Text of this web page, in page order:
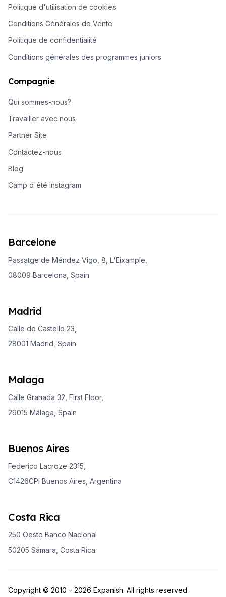
Politique d'utilisation de cookies
Conditions Générales de Vente
Politique de confidentialité
Conditions générales des programmes juniors
Compagnie
Qui sommes-nous?
Travailler avec nous
Partner Site
Contactez-nous
Blog
Camp d'été Instagram
Barcelone
Passatge de Méndez Vigo, 8, L'Eixample,
08009 Barcelona, Spain
Madrid
Calle de Castello 23,
28001 Madrid, Spain
Malaga
Calle Granada 32, First Floor,
29015 Málaga, Spain
Buenos Aires
Federico Lacroze 2315,
C1426CPI Buenos Aires, Argentina
Costa Rica
250 Oeste Banco Nacional
50205 Sámara, Costa Rica
Copyright © 2010 – 2026 Expanish. All rights reserved